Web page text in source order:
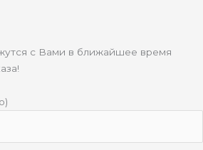
с Вами в ближайшее время